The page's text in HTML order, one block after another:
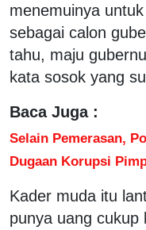
menemuinya
sebagai calon
tahu, maju
kata sosok yang
Baca Juga :
Selain Pemerasan,
Dugaan Korupsi
Kader muda itu
punya uang cukup